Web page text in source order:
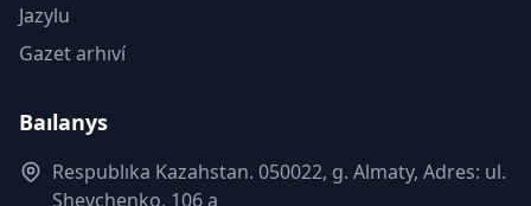
Jazylu
Gazet arhıví
Baılanys
Respublıka Kazahstan. 050022, g. Almaty, Adres: ul.
Shevchenko, 106 a